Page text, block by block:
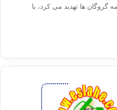
گروگان ها تهدید می کرد، با